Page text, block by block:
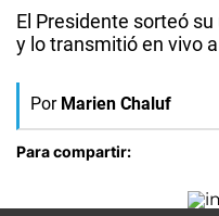
El Presidente sorteó
y lo transmitió en vivo
Por Marien Chaluf
Para compartir: